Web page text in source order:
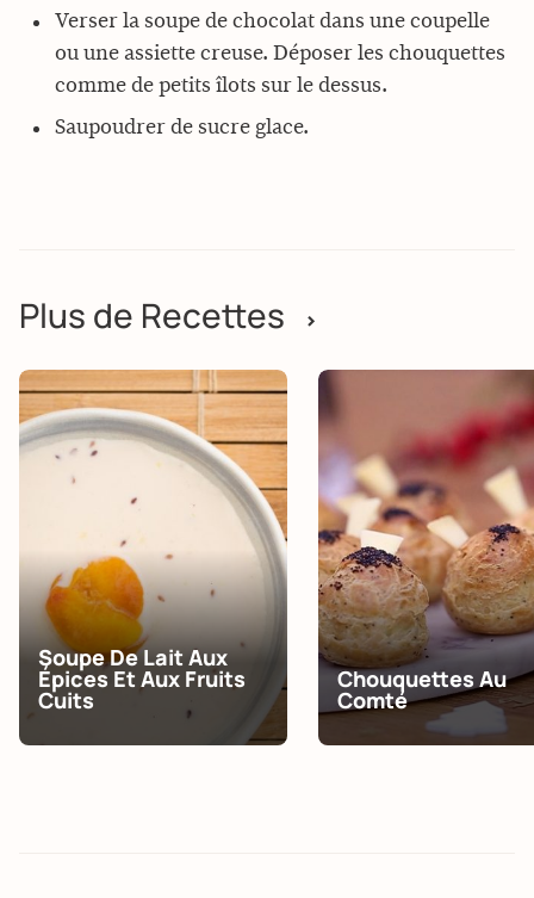
Verser la soupe de chocolat dans une coupelle
ou une assiette creuse. Déposer les chouquettes
comme de petits îlots sur le dessus.
Saupoudrer de sucre glace.
Plus de Recettes >
Soupe De Lait Aux
Épices Et Aux Fruits
Cuits
Chouquettes Au
Comté